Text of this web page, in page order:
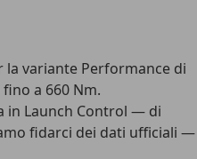
la variante Performance di
a 660 Nm.
in Launch Control — di
fidarci dei dati ufficiali —